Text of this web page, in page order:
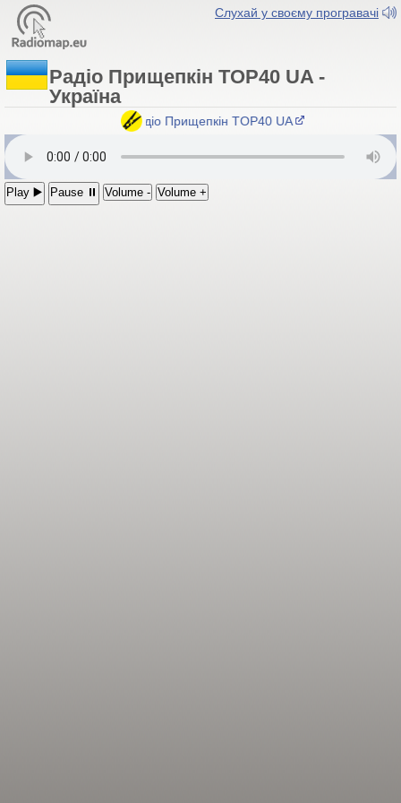
Слухай у своєму програвачі
Радіо Прищепкін TOP40 UA -
Україна
Радіо Прищепкін TOP40 UA
Play ▶️ Pause ⏸ Volume - Volume +